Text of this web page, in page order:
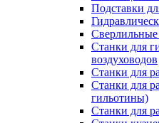
Подставки
Сверлильные
Станки для
воздуховодов
Станки для
Станки для
гильотины)
Станки для